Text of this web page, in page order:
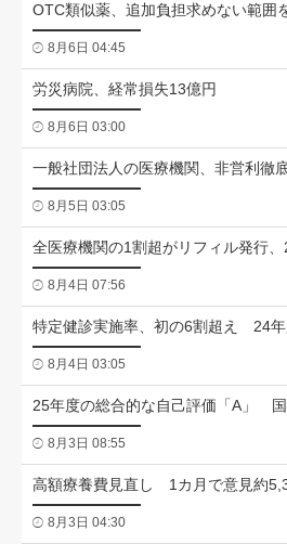
OTC類似薬、追加負担求めない範囲
8月6日 04:45
労災病院、経常損失13億円
8月6日 03:00
一般社団法人の医療機関、非営利徹
8月5日 03:05
全医療機関の1割超がリフィル発行、
8月4日 07:56
特定健診実施率、初の6割超え 24
8月4日 03:05
25年度の総合的な自己評価「A」
8月3日 08:55
高額療養費見直し 1カ月で意見約
8月3日 04:30